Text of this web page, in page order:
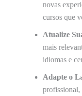
novas
cursos que
Atualize
mais
idiomas e
Adapte o
profissional,